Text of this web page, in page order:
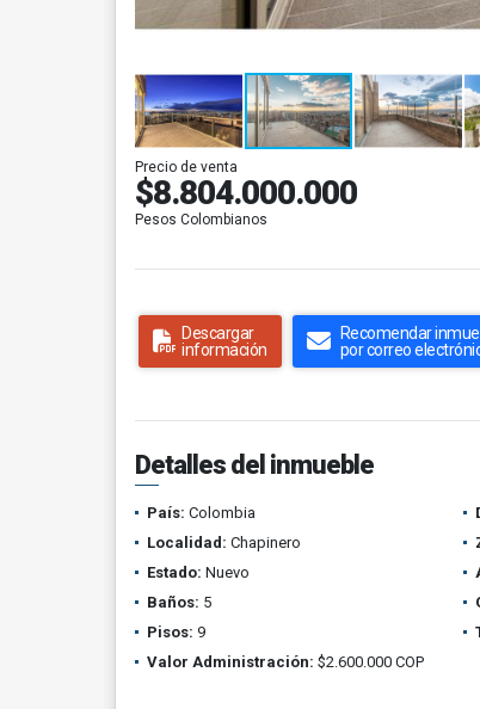
Precio de venta
$8.804.000.000
Pesos Colombianos
Descargar
información
Recomendar
por correo
Detalles del inmueble
País: Colombia
Localidad: Chapinero
Estado: Nuevo
Baños: 5
Pisos: 9
Valor Administración: $2.600.000 COP